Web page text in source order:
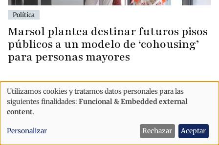
Política
Marsol plantea destinar futuros pisos
públicos a un modelo de ‘cohousing’
para personas mayores
Uso
de
datos
personales
Utilizamos cookies y tratamos datos personales para las
siguientes finalidades: Funcional & Embedded external
content.
Personalizar Rechazar Aceptar